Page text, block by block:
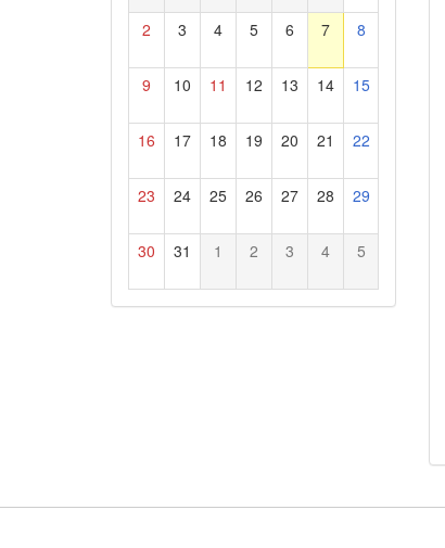
2 3 4 5 6 7 8
9 10 11 12 13 14 15
16 17 18 19 20 21 22
23 24 25 26 27 28 29
30 31 1 2 3 4 5